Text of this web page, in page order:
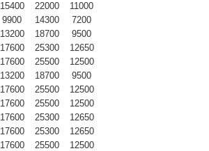
15400 22000
11000
9900 14300
7200
13200 18700
9500
17600 25300
12650
17600 25500
12500
13200 18700
9500
17600 25500
12500
17600 25500
12500
17600 25300
12650
17600 25300
12650
17600 25500
12500